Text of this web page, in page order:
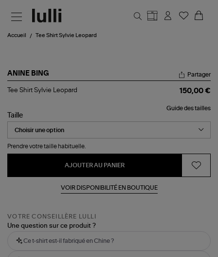
Accueil Tee Shirt Sylvie Leopard
ANINE BING
Tee
Leopard
Partager
Tee Shirt Sylvie Leopard 150,00 €
Guide des tailles
Taille
Prendre votre taille habituelle.
AJOUTER AU PANIER
VOIR DISPONIBILITÉ EN BOUTIQUE
VOTRE CONSEILLÈRE LULLI
Une question sur ce produit ?
Ce t-shirt est-il fabriqué en Chine ?